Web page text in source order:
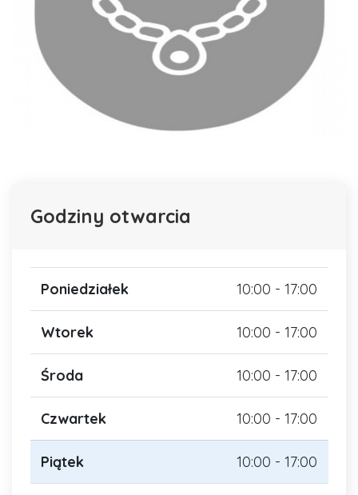
Godziny otwarcia
Poniedziałek 10:00 - 17:00
Wtorek 10:00 - 17:00
Środa 10:00 - 17:00
Czwartek 10:00 - 17:00
Piątek 10:00 - 17:00